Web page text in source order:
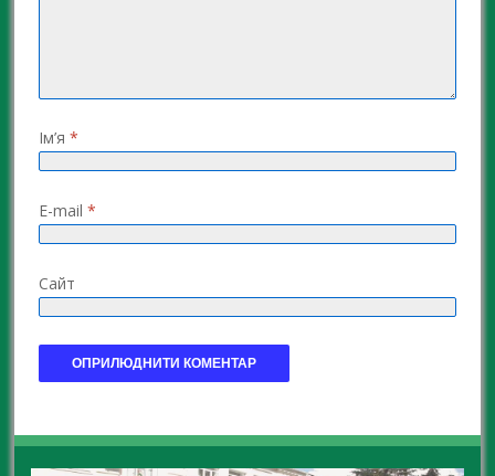
Ім’я *
E-mail *
Сайт